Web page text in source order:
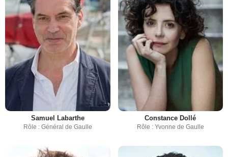
Samuel Labarthe
Rôle : Général de Gaulle
Constance Dollé
Rôle : Yvonne de Gaulle